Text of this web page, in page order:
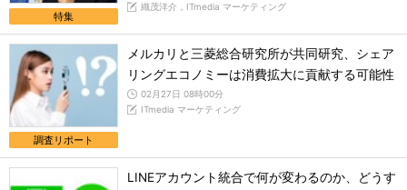
特集
織茂洋介，ITmedia マーケティング
調査リポート
メルカリと三菱総合研究所が共同研究、シェア
リングエコノミーは消費拡大に貢献する可能性
02月27日 08時00分
ITmedia マーケティング
LINEアカウント統合で何が変わるのか、どうす